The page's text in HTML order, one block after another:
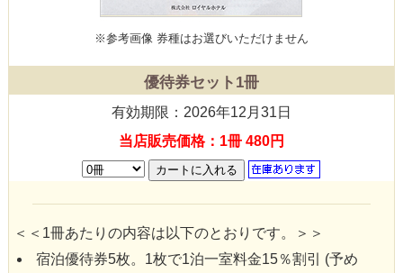
※参考画像 券種はお選びいただけません
優待券セット1冊
有効期限：2026年12月31日
当店販売価格：1冊 480円
＜＜1冊あたりの内容は以下のとおりです。＞＞
宿泊優待券5枚。1枚で1泊一室料金15％割引 (予め